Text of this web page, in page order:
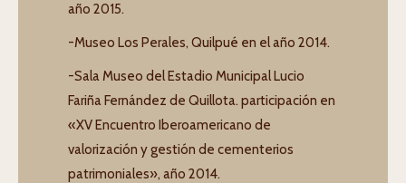
año 2015.
-Museo Los Perales, Quilpué en el año 2014.
-Sala Museo del Estadio Municipal Lucio
Fariña Fernández de Quillota. participación en
«XV Encuentro Iberoamericano de
valorización y gestión de cementerios
patrimoniales», año 2014.